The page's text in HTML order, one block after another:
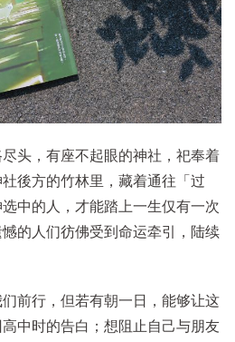
头，有座不起眼的神社，祀奉着
後方的竹林里，藏着通往「过
中的人，才能踏上一生仅有一次
的人们彷佛受到命运牵引，陆续
前行，但若有朝一日，能够让这
中时的告白；想阻止自己与朋友